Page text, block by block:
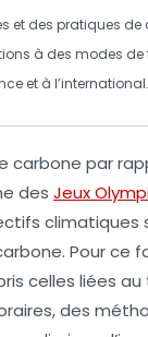
et des pratiques
à des modes
et à l’international.
carbone par
des Jeux
climatiques
. Pour ce
celles liées
, des